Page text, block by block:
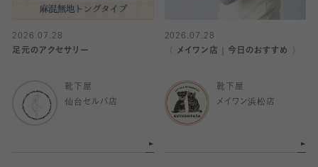
2026.07.28
足元のアクセサリー
靴下屋
仙台セルバ店
2026.07.28
〈 メイワン店｜今日のおすすめ 〉
靴下屋
メイワン浜松店